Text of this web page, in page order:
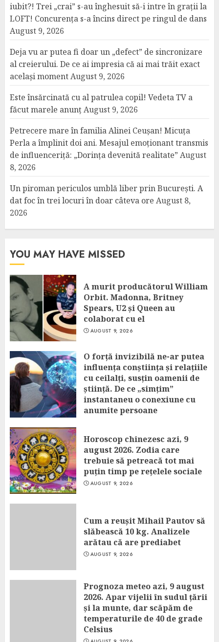
iubit?! Trei „crai” s-au înghesuit să-i intre în grații la
LOFT! Concurența s-a încins direct pe ringul de dans
August 9, 2026
Deja vu ar putea fi doar un „defect” de sincronizare
al creierului. De ce ai impresia că ai mai trăit exact
același momentAugust 9, 2026
Este însărcinată cu al patrulea copil! Vedeta TV a
făcut marele anunțAugust 9, 2026
Petrecere mare în familia Alinei Ceușan! Micuța
Perla a împlinit doi ani. Mesajul emoționant transmis
de influenceriță: „Dorința devenită realitate” August
8, 2026
Un piroman periculos umblă liber prin București. A
dat foc în trei locuri în doar câteva ore August 8,
2026
YOU MAY HAVE MISSED
A murit producătorul William
Orbit. Madonna, Britney
Spears, U2 și Queen au
colaborat cu el
AUGUST 9, 2026
O forță invizibilă ne-ar putea
influența conștiința și relațiile
cu ceilalți, susțin oamenii de
știință. De ce „simțim”
instantaneu o conexiune cu
anumite persoane
Horoscop chinezesc azi, 9
august 2026. Zodia care
trebuie să petreacă tot mai
puțin timp pe rețelele sociale
AUGUST 9, 2026
Cum a reușit Mihail Pautov să
slăbească 10 kg. Analizele
arătau că are prediabet
AUGUST 9, 2026
Prognoza meteo azi, 9 august
2026. Apar vijelii în sudul țării
și la munte, dar scăpăm de
temperaturile de 40 de grade
Celsius